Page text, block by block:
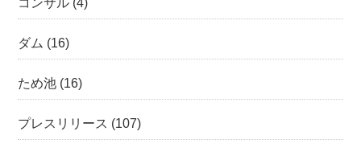
コンサル (4)
ダム (16)
ため池 (16)
プレスリリース (107)